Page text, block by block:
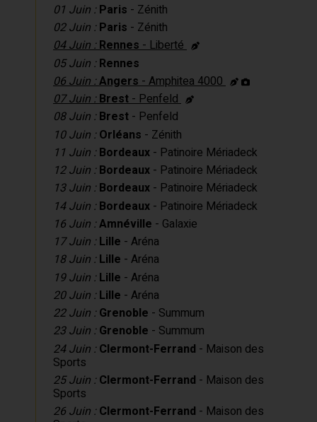
01 Juin : Paris - Zénith
02 Juin : Paris - Zénith
04 Juin :Rennes- Liberté
05 Juin : Rennes
06 Juin :Angers- Amphitea 4000
07 Juin :Brest- Penfeld
08 Juin : Brest - Penfeld
10 Juin : Orléans - Zénith
11 Juin : Bordeaux - Patinoire Mériadeck
12 Juin : Bordeaux - Patinoire Mériadeck
13 Juin : Bordeaux - Patinoire Mériadeck
14 Juin : Bordeaux - Patinoire Mériadeck
16 Juin :Amnéville - Galaxie
17 Juin : Lille - Aréna
18 Juin : Lille - Aréna
19 Juin : Lille - Aréna
20 Juin : Lille - Aréna
22 Juin : Grenoble - Summum
23 Juin : Grenoble - Summum
24 Juin : Clermont-Ferrand
Sports
25 Juin : Clermont-Ferrand
Sports
26 Juin : Clermont-Ferrand